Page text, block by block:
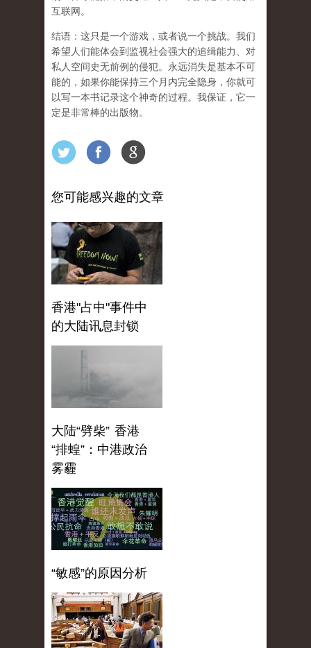
互联网。
结语：这只是一个游戏，或者说一个挑战。我们
希望人们能体会到监视社会强大的追缉能力、对
私人空间史无前例的侵犯。永远消失是基本不可
能的，如果你能保持三个月内完全隐身，你就可
以写一本书记录这个神奇的过程。我保证，它一
定是非常棒的出版物。
您可能感兴趣的文章
香港"占中"事件中
的大陆讯息封锁
大陆“劈柴” 香港
“排蝗”：中港政治
雾霾
“敏感”的原因分析